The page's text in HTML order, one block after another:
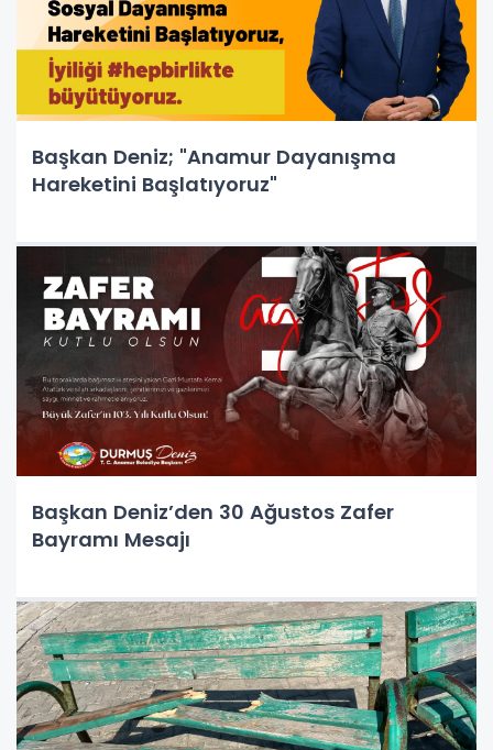
Başkan Deniz; "Anamur Dayanışma
Hareketini Başlatıyoruz"
Başkan Deniz’den 30 Ağustos Zafer
Bayramı Mesajı